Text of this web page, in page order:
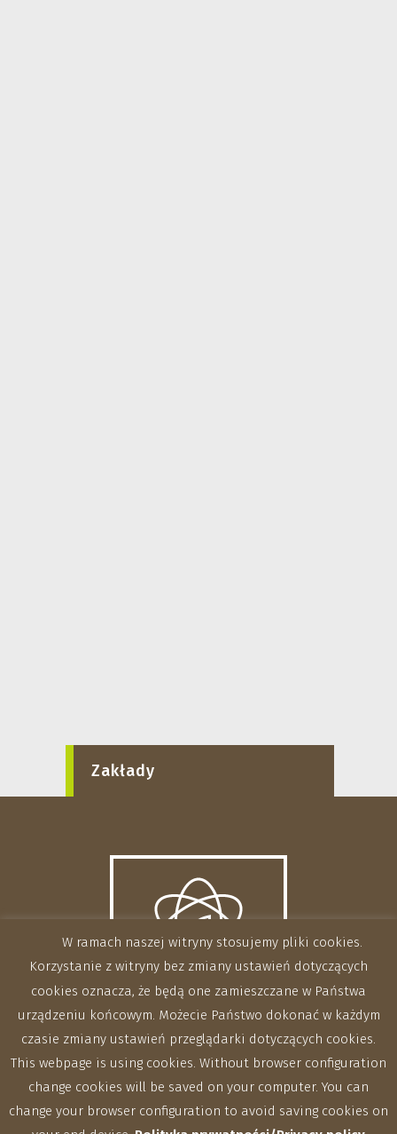
Zakłady
W ramach naszej witryny stosujemy pliki cookies.
Korzystanie z witryny bez zmiany ustawień dotyczących
cookies oznacza, że będą one zamieszczane w Państwa
urządzeniu końcowym. Możecie Państwo dokonać w każdym
czasie zmiany ustawień przeglądarki dotyczących cookies.
This webpage is using cookies. Without browser configuration
change cookies will be saved on your computer. You can
change your browser configuration to avoid saving cookies on